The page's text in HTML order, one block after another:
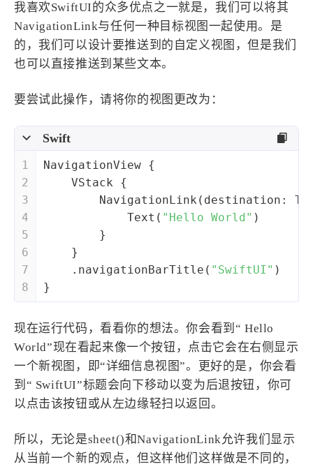
我喜欢SwiftUI的众多优点之一就是，我们可以将其
NavigationLink与任何一种目标视图一起使用。是
的，我们可以设计要推送到的自定义视图，但是我们
也可以直接推送到某些文本。
要尝试此操作，请将你的视图更改为：
Swift
1
2
3
4
5
6
7
8
NavigationView {
VStack {
NavigationLink (destination:
Text ( "Hello World" )
        }
    }
    .navigationBarTitle(
"SwiftUI" )
}
现在运行代码，看看你的想法。你会看到“ Hello
World”现在看起来像一个按钮，点击它会在右侧显示
一个新视图，即“详细信息视图”。更好的是，你会看
到“ SwiftUI”标题会向下移动以变为后退按钮，你可
以点击该按钮或从左边缘轻扫以返回。
所以，无论是sheet()和NavigationLink允许我们显示
从当前一个新的观点，但这样他们这样做是不同的，